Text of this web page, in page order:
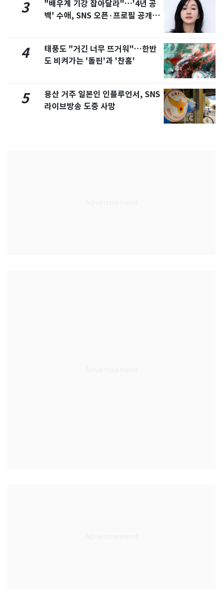
3
"배우계 기강 잡아달라"…'4년 공
백' 수애, SNS 오픈·프로필 공개
4
태풍도 "거긴 너무 뜨거워"…한반
도 비켜가는 '돌핀'과 '찬홈'
5
용산 거주 일본인 인플루언서, SNS
라이브방송 도중 사망